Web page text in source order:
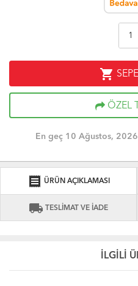
shopping_cart
ÖZEL
En geç 10 Ağustos,
receipt ÜRÜN AÇIKLAMASI
local_shipping TESLİMAT VE İADE
İLGİLİ